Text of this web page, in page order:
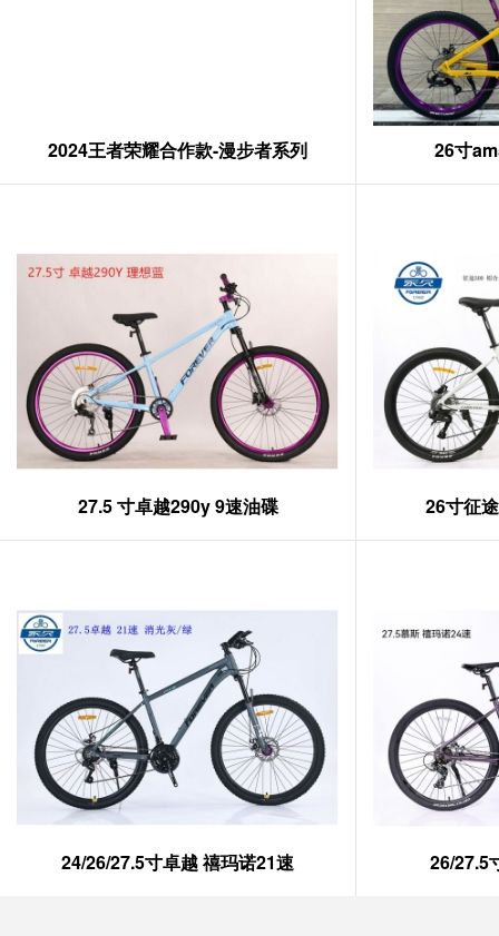
2024王者荣耀合作款-漫步者系列 26寸
27.5 寸卓越290y 9速油碟 26寸征
24/26/27.5寸卓越 禧玛诺21速 26/27.5